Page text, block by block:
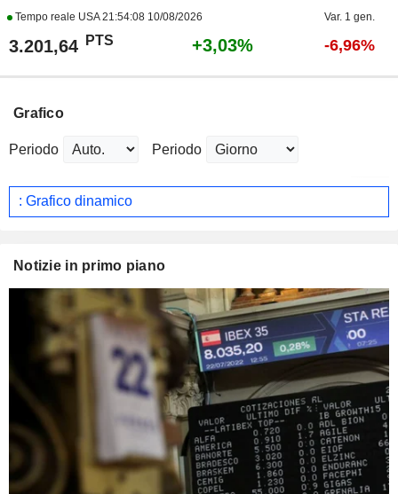
Tempo reale USA21:54:08 10/08/2026 Var. 1 gen.
3.201,64 PTS +3,03% -6,96%
Grafico
Periodo Periodo
: Grafico dinamico
Notizie in primo piano